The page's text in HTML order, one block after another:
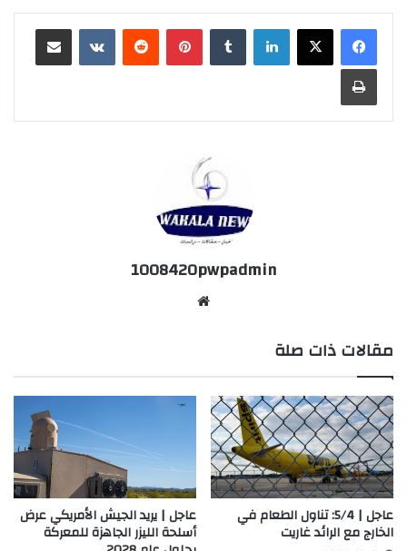
لينكدإن بينتيريست
1008420pwpadmin
مقالات ذات صلة
عاجل | 5/4: تناول الطعام في
الخارج مع الرائد غاريت
عاجل | يريد الجيش الأمريكي عرض
أسلحة الليزر الجاهزة للمعركة